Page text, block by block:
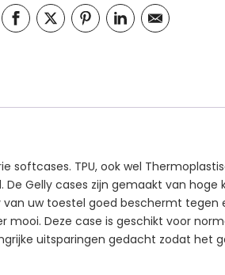
softcases. TPU, ook wel
Gelly cases zijn gemaakt van
uw toestel goed beschermt tegen
Deze case is geschikt voor
uitsparingen gedacht zodat het